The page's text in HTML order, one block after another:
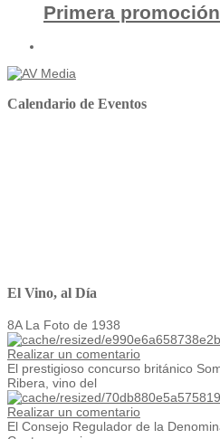
Primera
Calendario de Eventos
El Vino, al Día
8A La Foto de 1938
Realizar un comentario
El prestigioso concurso británico
Ribera, vino del
Realizar un comentario
El Consejo Regulador de la